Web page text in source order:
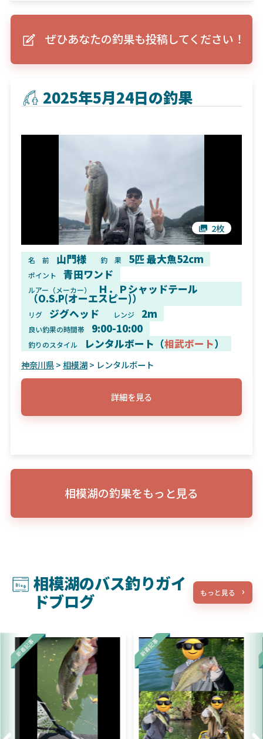
ぜひあなたの釣果も投稿してください！
2025年5月24日の釣果
2枚
名 前 山門様 釣 果 5匹 最大魚52cm
ポイント 青田ワンド
ルアー（メーカー） Ｈ．Ｐシャッドテール
（O.S.P(オーエスピー)）
リグ ジグヘッド レンジ 2m
良い釣果の時間帯 9:00-10:00
釣りのスタイル レンタルボート（相武ボート）
神奈川県>相模湖> レンタルボート
詳細を見る
相模湖の釣果をもっと見る
相模湖のバス釣りガイ
ドブログ
もっと見る